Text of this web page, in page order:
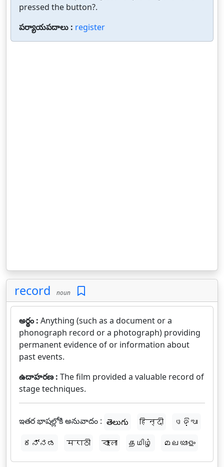
pressed the button?.
పర్యాయపదాలు : register
record noun
అర్థం : Anything (such as a document or a
phonograph record or a photograph) providing
permanent evidence of or information about
past events.
ఉదాహరణ : The film provided a valuable record of
stage techniques.
ఇతర భాషల్లోకి అనువాదం : తెలుగు हिन्दी
ଓଡ଼ିଆ
ಕನ್ನಡ
मराठी বাংলা தமிழ் മലയാളം